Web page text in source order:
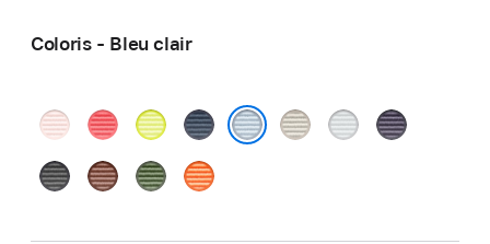
Coloris - Bleu clair
Rose
Rose
JauneBleu SaharaGris
Violet
Noir SienneVert Orange